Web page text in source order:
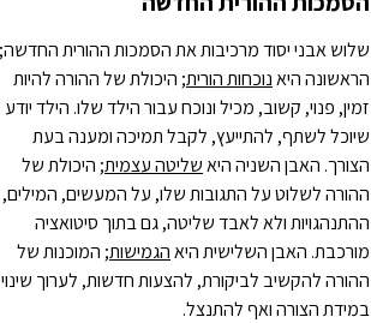
שלוש אבני יסוד מרכיבות את הסמכות ההורית החדשה;
הראשונה היאנוכחות הורית; היכולת של ההורה להיות
זמין, פנוי, קשוב, מכיל ונוכח עבור הילד שלו. הילד יודע
שיוכל לשתף, להתייעץ, לקבל תמיכה ומענה בעת
הצורך. האבן השניה היאשליטה עצמית; היכולת של
ההורה לשלוט על התגובות שלו, על המעשים, המילים,
ההתנהגויות ולא לאבד שליטה, גם בתוך סיטואציה
מורכבת. האבן השלישית היאהגמישות; המוכנות של
ההורה להקשיב לביקורת, להצעות חדשות, לערוך
במידת הצורה ואף להתנצל.